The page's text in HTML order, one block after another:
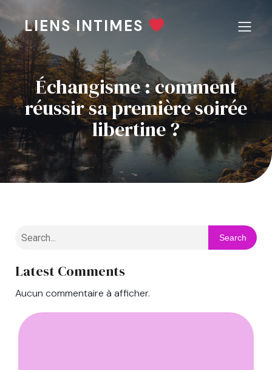
LIENS INTIMES
Échangisme : comment
réussir sa première soirée
libertine ?
Search
Latest Comments
Aucun commentaire à afficher.